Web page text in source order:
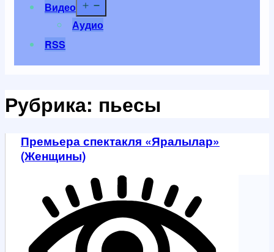
Видео
Аудио
RSS
Рубрика: пьесы
Премьера спектакля «Яралылар»
(Женщины)